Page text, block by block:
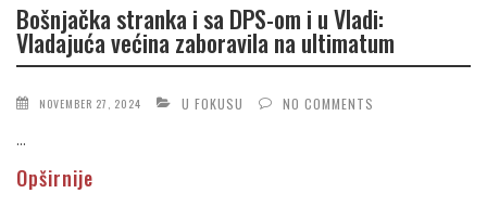
Bošnjačka stranka i sa DPS-om i u Vladi:
Vladajuća većina zaboravila na ultimatum
NOVEMBER 27, 2024 U FOKUSU NO COMMENTS
...
Opširnije